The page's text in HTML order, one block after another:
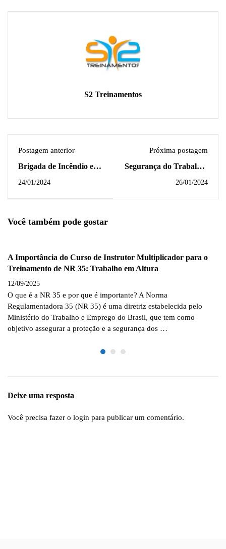
S2 Treinamentos
Postagem anterior
Brigada de Incêndio e
24/01/2024
Próxima postagem
Segurança do Trabalho:
26/01/2024
Você também pode gostar
A Importância do Curso de Instrutor Multiplicador para o
Treinamento de NR 35: Trabalho em Altura
12/09/2025
O que é a NR 35 e por que é importante? A Norma
Regulamentadora 35 (NR 35) é uma diretriz estabelecida pelo
Ministério do Trabalho e Emprego do Brasil, que tem como
objetivo assegurar a proteção e a segurança dos …
Deixe uma resposta
Você precisa fazer o login para publicar um comentário.